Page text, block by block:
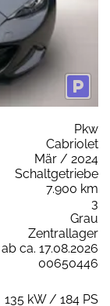
Pkw
Cabriolet
Mär / 2024
Schaltgetriebe
7.900 km
3
Grau
Zentrallager
ab ca. 17.08.2026
00650446
135 kW / 184 PS